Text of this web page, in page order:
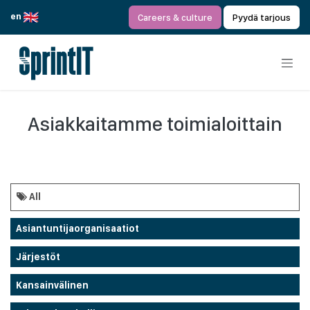
en
Careers & culture Pyydä tarjous
Asiakkaitamme toimialoittain
All
Asiantuntijaorganisaatiot
Järjestöt
Kansainvälinen